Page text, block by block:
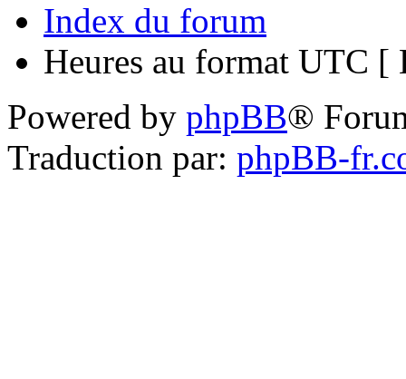
Index du forum
Heures au format UTC [
Powered by phpBB®
Traduction par: phpBB-